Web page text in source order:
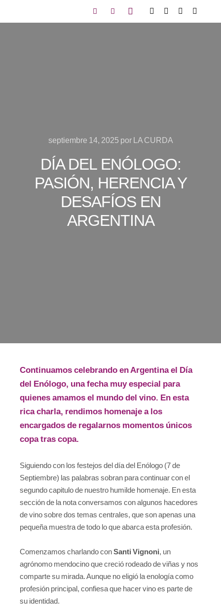
septiembre 14, 2025 por LA CURDA
DÍA DEL ENÓLOGO:
PASIÓN, HERENCIA Y
DESAFÍOS EN
ARGENTINA
Continuamos celebrando en Argentina el Día
del Enólogo, una fecha muy especial para
quienes amamos el mundo del vino. En esta
rica charla, rendimos homenaje a los
encargados de regalarnos momentos únicos
copa tras copa.
Siguiendo con los festejos del día del Enólogo (7 de
Septiembre) las palabras sobran para continuar con el
segundo capitulo de nuestro humilde homenaje. En esta
sección de la nota conversamos con algunos hacedores
de vino sobre dos temas centrales, que son apenas una
pequeña muestra de todo lo que abarca esta profesión.
Comenzamos charlando conSanti Vignoni, un
agrónomo mendocino que creció rodeado de viñas y nos
comparte su mirada. Aunque no eligió la enología como
profesión principal, confiesa que hacer vino es parte de
su identidad.